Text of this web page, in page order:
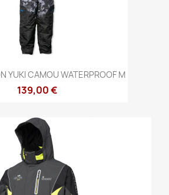
YUKI CAMOU WATERPROOF M
139,00 €